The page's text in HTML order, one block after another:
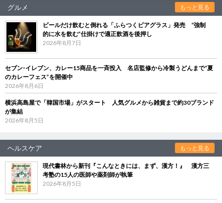
グルメ もっと見る
ビールだけ飲むと倒れる「ふらつくビアグラス」発売 “強制
的に水を飲む”仕掛けで適正飲酒を後押し
2026年8月7日
セブン‐イレブン、カレー15商品を一斉投入 名店監修から冷製うどんまで“夏
のカレーフェス”を開催中
2026年8月6日
横浜高島屋で「韓国市場」がスタート 人気グルメから雑貨まで約30ブランド
が集結
2026年8月5日
ヘルスケア もっと見る
現代書林から新刊『こんなときには、まず、漢方！』 漢方三
考塾の15人の医師や薬剤師が執筆
2026年8月5日